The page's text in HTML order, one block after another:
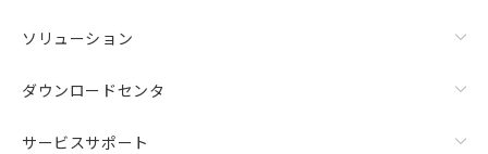
ソリューション
ダウンロードセンタ
サービスサポート